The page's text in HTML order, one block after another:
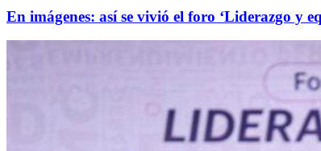
En imágenes: así se vivió el foro ‘Liderazgo y